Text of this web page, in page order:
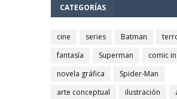
CATEGORÍAS
cine series Batman
fantasía
Superman
comic
novela gráfica
Spider-Man
arte conceptual
ilustración